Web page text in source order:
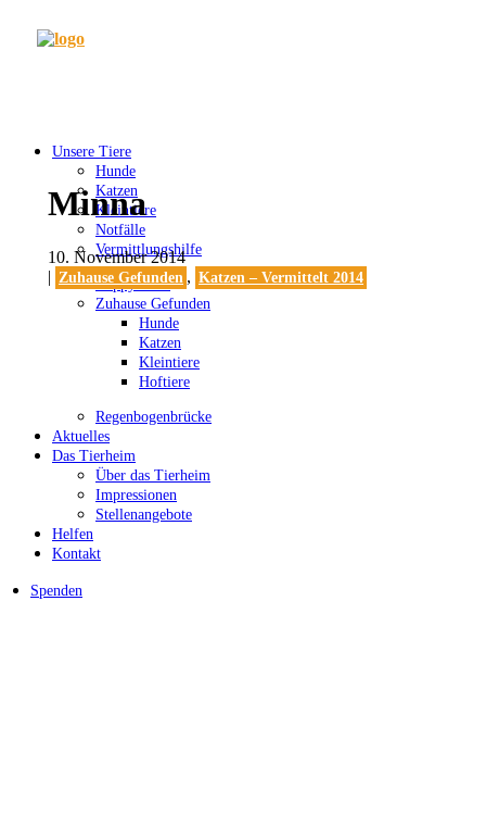
Unsere Tiere
Hunde
Katzen
Kleintiere
Notfälle
Vermittlungshilfe
Happy Ends
Zuhause Gefunden
Hunde
Katzen
Kleintiere
Hoftiere
Regenbogenbrücke
Aktuelles
Das Tierheim
Über das Tierheim
Impressionen
Stellenangebote
Helfen
Kontakt
Spenden
Minna
10. November 2014
| Zuhause Gefunden , Katzen – Vermittelt 2014